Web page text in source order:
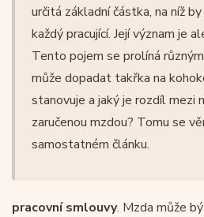
určitá základní částka, na níž
každý pracující. Její význam je
Tento pojem se prolíná
může dopadat takřka na
stanovuje a jaký je rozdíl mezi
zaručenou mzdou? Tomu se
samostatném článku.
pracovní smlouvy. Mzda může